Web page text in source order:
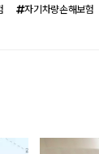
자기차량손해보험